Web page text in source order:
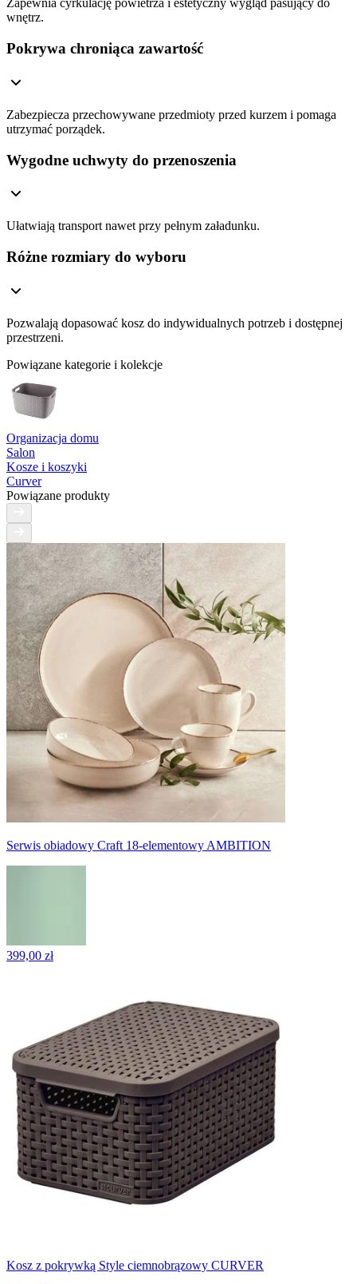
Zapewnia cyrkulację powietrza i estetyczny wygląd pasujący do
wnętrz.
Pokrywa chroniąca zawartość
Zabezpiecza przechowywane przedmioty przed kurzem i pomaga
utrzymać porządek.
Wygodne uchwyty do przenoszenia
Ułatwiają transport nawet przy pełnym załadunku.
Różne rozmiary do wyboru
Pozwalają dopasować kosz do indywidualnych potrzeb i dostępnej
przestrzeni.
Powiązane kategorie i kolekcje
Organizacja domu
Salon
Kosze i koszyki
Curver
Powiązane produkty
Serwis obiadowy Craft 18-elementowy AMBITION
399,00 zł
Kosz z pokrywką Style ciemnobrązowy CURVER